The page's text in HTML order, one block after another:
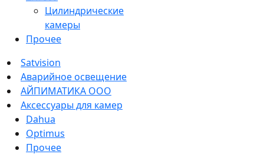
Цилиндрические
камеры
Прочее
Satvision
Аварийное освещение
АЙПИМАТИКА ООО
Аксессуары для камер
Dahua
Optimus
Прочее